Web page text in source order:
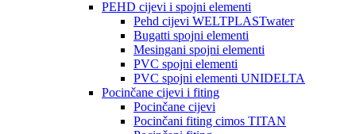
PEHD cijevi i spojni elementi
Pehd cijevi WELTPLASTwater
Bugatti spojni elementi
Mesingani spojni elementi
PVC spojni elementi
PVC spojni elementi UNIDELTA
Pocinčane cijevi i fiting
Pocinčane cijevi
Pocinčani fiting cimos TITAN